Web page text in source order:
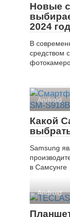
Новые
2024
В
средством
Android
Какой
Samsung
в Самсунге
Android